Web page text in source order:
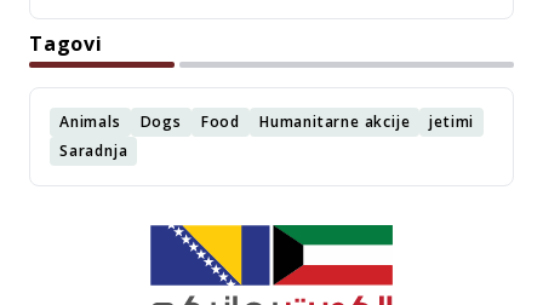
Tagovi
Animals Dogs Food Humanitarne akcije
jetimi
Saradnja